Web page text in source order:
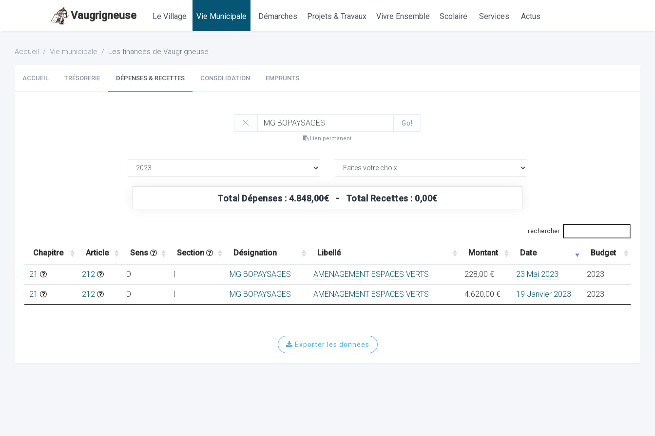
Vaugrigneuse Le Village Vie Municipale Démarches Projets & Travaux Vivre Ensemble Scolaire Services Actus
Accueil Vie municipale Les finances de Vaugrigneuse
ACCUEIL TRÉSORERIE DÉPENSES & RECETTES CONSOLIDATION EMPRUNTS
Go!
Lien permanent
Total Dépenses : 4.848,00€ - Total Recettes : 0,00€
rechercher
Chapitre Article Sens Section Désignation Libellé Montant Date Budget
21 212 D I MG BOPAYSAGES AMENAGEMENT ESPACES VERTS 228,00 € 23 Mai 2023 2023
21 212 D I MG BOPAYSAGES AMENAGEMENT ESPACES VERTS 4.620,00 € 19 Janvier 2023 2023
Exporter les données